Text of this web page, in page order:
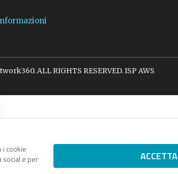
i cookie
social e per
ACCETTA
ALL RIGHTS RESERVED. ISP AWS